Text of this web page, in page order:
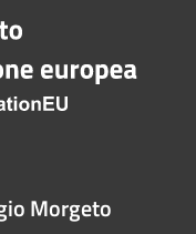
Morgeto